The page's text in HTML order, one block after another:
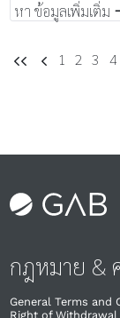
หา ข้อมูลเพิ่มเติ่ม
UU U 1 2 3 4
กฎหมาย &
General Terms and
Right of Withdrawal​